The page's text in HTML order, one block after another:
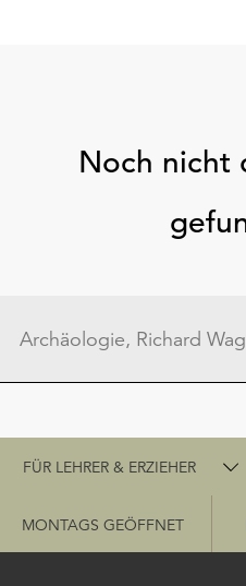
Noch nicht
Schnellzugriff
FÜR LEHRER & ERZIEHER
MONTAGS GEÖFFNET